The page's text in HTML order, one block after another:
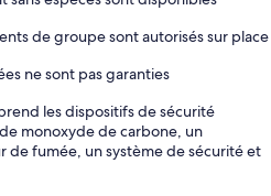
de groupe sont autorisés sur place
ne sont pas garanties
les dispositifs de sécurité
monoxyde de carbone, un
de fumée, un système de sécurité et